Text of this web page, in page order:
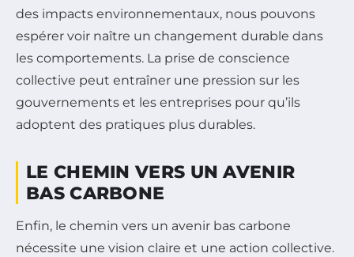
des impacts environnementaux, nous pouvons
espérer voir naître un changement durable dans
les comportements. La prise de conscience
collective peut entraîner une pression sur les
gouvernements et les entreprises pour qu’ils
adoptent des pratiques plus durables.
LE CHEMIN VERS UN AVENIR
BAS CARBONE
Enfin, le chemin vers un avenir bas carbone
nécessite une vision claire et une action collective.